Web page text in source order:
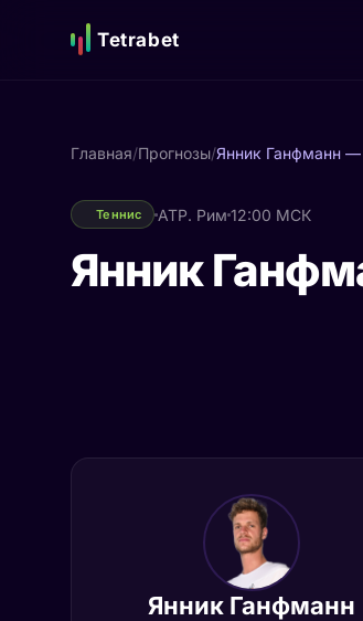
Tetrabet
Главная/Прогнозы/Янник Ганфманн
Теннис ATP. Рим 12:00 МСК
Янник
Янник Ганфманн